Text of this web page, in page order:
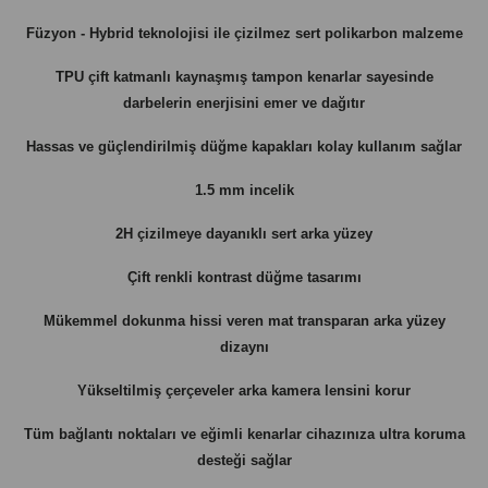
Füzyon - Hybrid teknolojisi ile çizilmez sert polikarbon malzeme
TPU çift katmanlı kaynaşmış tampon kenarlar sayesinde
darbelerin enerjisini emer ve dağıtır
Hassas ve güçlendirilmiş düğme kapakları kolay kullanım sağlar
1.5 mm incelik
2H çizilmeye dayanıklı sert arka yüzey
Çift renkli kontrast düğme tasarımı
Mükemmel dokunma hissi veren mat transparan arka yüzey
dizaynı
Yükseltilmiş çerçeveler arka kamera lensini korur
Tüm bağlantı noktaları ve eğimli kenarlar cihazınıza ultra koruma
desteği sağlar